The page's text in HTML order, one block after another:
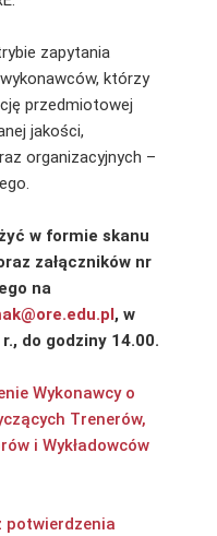
zapytania
którzy
przedmiotowej
jakości,
organizacyjnych –
w formie skanu
załączników nr
na
, w
do godziny 14.00.
Wykonawcy o
Trenerów,
i Wykładowców
potwierdzenia